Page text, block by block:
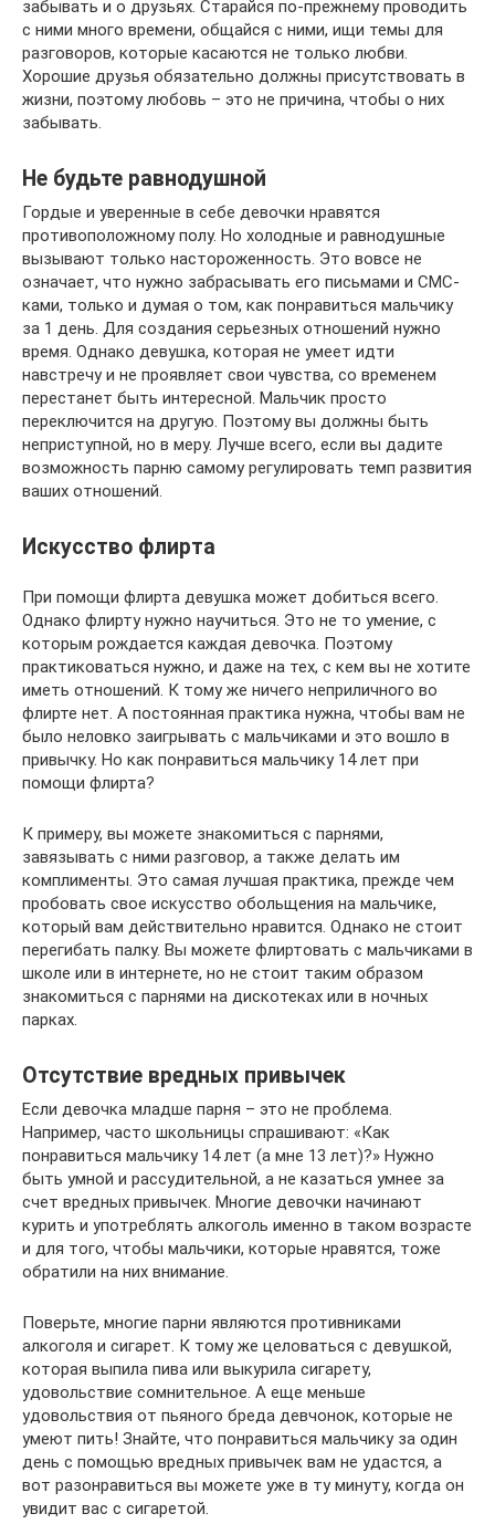
забывать и о друзьях. Старайся по-прежнему проводить
с ними много времени, общайся с ними, ищи темы для
разговоров, которые касаются не только любви.
Хорошие друзья обязательно должны присутствовать в
жизни, поэтому любовь – это не причина, чтобы о них
забывать.
Не будьте равнодушной
Гордые и уверенные в себе девочки нравятся
противоположному полу. Но холодные и равнодушные
вызывают только настороженность. Это вовсе не
означает, что нужно забрасывать его письмами и СМС-
ками, только и думая о том, как понравиться мальчику
за 1 день. Для создания серьезных отношений нужно
время. Однако девушка, которая не умеет идти
навстречу и не проявляет свои чувства, со временем
перестанет быть интересной. Мальчик просто
переключится на другую. Поэтому вы должны быть
неприступной, но в меру. Лучше всего, если вы дадите
возможность парню самому регулировать темп развития
ваших отношений.
Искусство флирта
При помощи флирта девушка может добиться всего.
Однако флирту нужно научиться. Это не то умение, с
которым рождается каждая девочка. Поэтому
практиковаться нужно, и даже на тех, с кем вы не хотите
иметь отношений. К тому же ничего неприличного во
флирте нет. А постоянная практика нужна, чтобы вам не
было неловко заигрывать с мальчиками и это вошло в
привычку. Но как понравиться мальчику 14 лет при
помощи флирта?
К примеру, вы можете знакомиться с парнями,
завязывать с ними разговор, а также делать им
комплименты. Это самая лучшая практика, прежде чем
пробовать свое искусство обольщения на мальчике,
который вам действительно нравится. Однако не стоит
перегибать палку. Вы можете флиртовать с мальчиками в
школе или в интернете, но не стоит таким образом
знакомиться с парнями на дискотеках или в ночных
парках.
Отсутствие вредных привычек
Если девочка младше парня – это не проблема.
Например, часто школьницы спрашивают: «Как
понравиться мальчику 14 лет (а мне 13 лет)?» Нужно
быть умной и рассудительной, а не казаться умнее за
счет вредных привычек. Многие девочки начинают
курить и употреблять алкоголь именно в таком возрасте
и для того, чтобы мальчики, которые нравятся, тоже
обратили на них внимание.
Поверьте, многие парни являются противниками
алкоголя и сигарет. К тому же целоваться с девушкой,
которая выпила пива или выкурила сигарету,
удовольствие сомнительное. А еще меньше
удовольствия от пьяного бреда девчонок, которые не
умеют пить! Знайте, что понравиться мальчику за один
день с помощью вредных привычек вам не удастся, а
вот разонравиться вы можете уже в ту минуту, когда он
увидит вас с сигаретой.